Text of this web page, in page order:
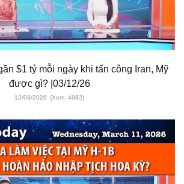
$1 tỷ mỗi ngày khi tấn công Iran, Mỹ
được gì? |03/12/26
12/03/2026 (Xem: 4982)